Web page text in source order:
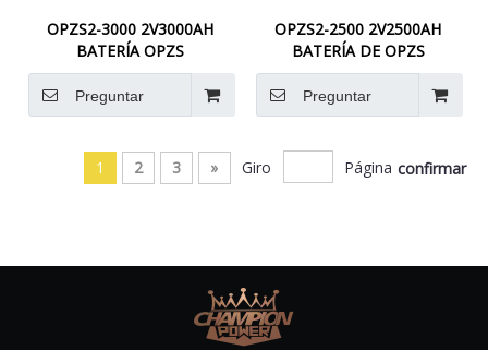
OPZS2-3000 2V3000AH
BATERÍA OPZS
Preguntar
OPZS2-2500 2V2500AH
BATERÍA DE OPZS
Preguntar
1 2 3 » Giro Página confirmar